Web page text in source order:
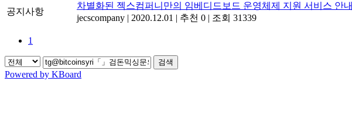
공지사항
차별화된 젝스컴퍼니만의 임베디드보드 운영체제 지원 서비스 안내
jecscompany | 2020.12.01 | 추천 0 | 조회 31339
1
검색
Powered by KBoard